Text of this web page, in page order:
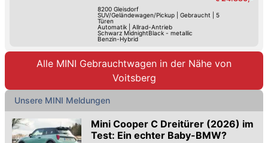
8200 Gleisdorf
SUV/Geländewagen/Pickup| Gebraucht|
5
Türen
Automatik| Allrad-Antrieb
Schwarz MidnightBlack - metallic
Benzin-Hybrid
Alle MINI Gebrauchtwagen in der Nähe von
Voitsberg
Unsere MINI Meldungen
Mini Cooper C Dreitürer (2026) im
Test: Ein echter Baby-BMW?